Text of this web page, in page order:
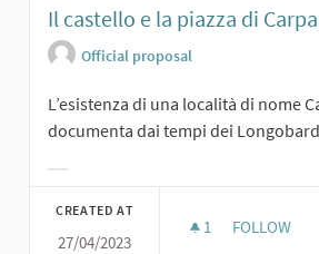
Il castello e la piazza di
Official proposal
L’esistenza di una località di nome
documenta dai tempi dei
CREATED AT
27/04/2023
1 1 FOLLOWER
FOLLOW